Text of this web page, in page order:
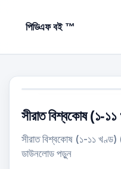
পিডিএফ বই ™
সীরাত বিশ্বকোষ (১-১১
সীরাত বিশ্বকোষ (১-১১ খণ্ড)
ডাউনলোড পড়ুন